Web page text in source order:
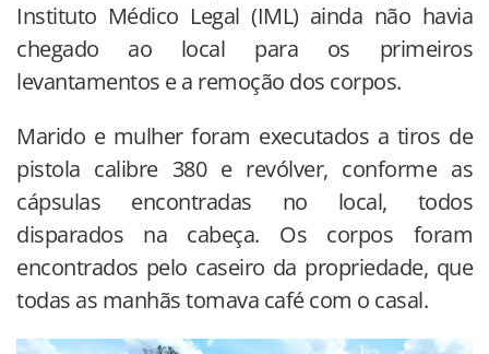
Instituto Médico Legal (IML) ainda não havia
chegado ao local para os primeiros
levantamentos e a remoção dos corpos.
Marido e mulher foram executados a tiros de
pistola calibre 380 e revólver, conforme as
cápsulas encontradas no local, todos
disparados na cabeça. Os corpos foram
encontrados pelo caseiro da propriedade, que
todas as manhãs tomava café com o casal.